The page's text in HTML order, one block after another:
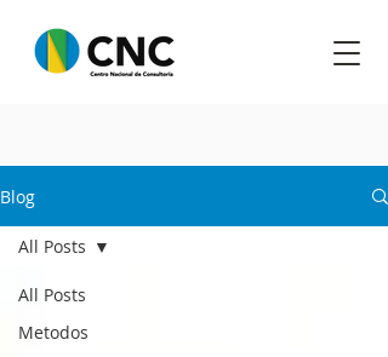
Blog
All Posts
Metodos
All Posts